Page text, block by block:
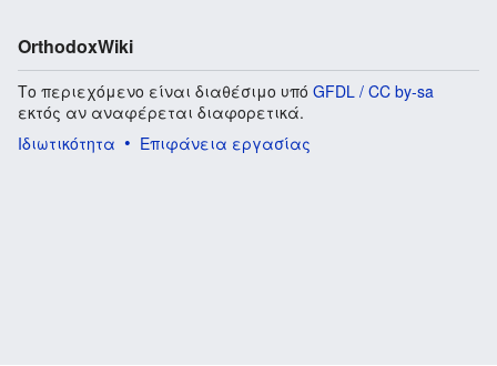
OrthodoxWiki
Το περιεχόμενο είναι διαθέσιμο υπό GFDL / CC by-sa
εκτός αν αναφέρεται διαφορετικά.
Ιδιωτικότητα
Επιφάνεια εργασίας